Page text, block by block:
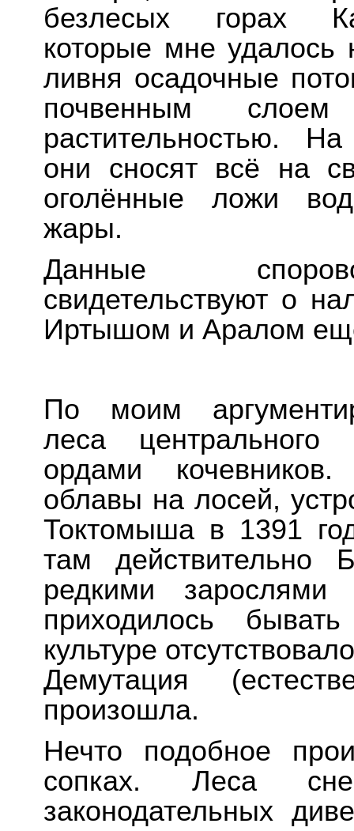
безлесых горах
которые мне
ливня осадочные
почвенным
растительностью.
они сносят всё на
оголённые ложи
жары.
Данные
свидетельствуют о
Иртышом и Аралом
По моим
леса
ордами
облавы на лосей,
Токтомыша в 1391
там действительно
редкими
приходилось
культуре
Демутация
произошла.
Нечто подобное
сопках. Леса
законодательных